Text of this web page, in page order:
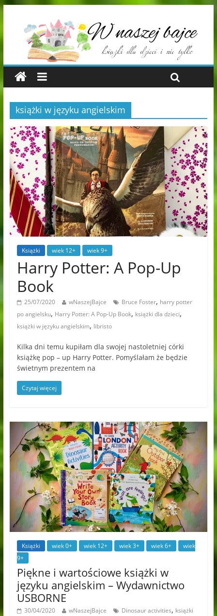
książki w języku angielskim
Książki wiek 12+ wiek 9+
Harry Potter: A Pop-Up
Book
25/07/2020 wNaszejBajce Bruce Foster, harry potter
po angielsku, Harry Potter: A Pop-Up Book, książki dla dzieci,
książki w języku angielskim, libristo
Kilka dni temu kupiłam dla swojej nastoletniej córki
książkę pop – up Harry Potter. Pomyślałam że będzie
świetnym prezentem na
Czytaj więcej
Książki wiek 0+ wiek 12+ wiek 3+ wiek 6+
wiek
9+
Piękne i wartościowe książki w
języku angielskim – Wydawnictwo
USBORNE
30/04/2020 wNaszejBajce Dinosaur activities, książki